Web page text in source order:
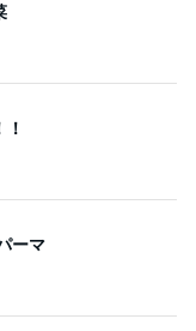
ーマ